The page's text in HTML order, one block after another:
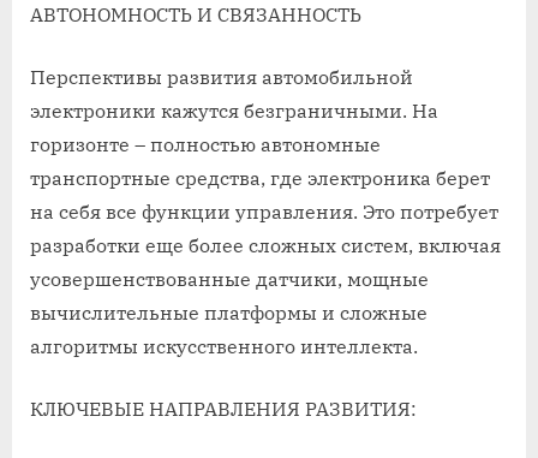
АВТОНОМНОСТЬ И СВЯЗАННОСТЬ
Перспективы развития автомобильной
электроники кажутся безграничными. На
горизонте – полностью автономные
транспортные средства, где электроника берет
на себя все функции управления. Это потребует
разработки еще более сложных систем, включая
усовершенствованные датчики, мощные
вычислительные платформы и сложные
алгоритмы искусственного интеллекта.
КЛЮЧЕВЫЕ НАПРАВЛЕНИЯ РАЗВИТИЯ: